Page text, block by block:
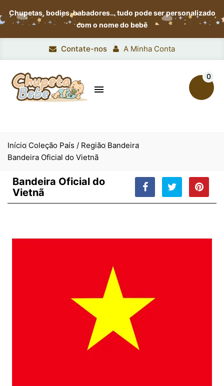
Chupetas, bodies, babadores…tudo pode ser personalizado
com o nome do bebê
Contate-nos A Minha Conta

0
Início Coleção País / Região Bandeira
Bandeira Oficial do Vietnã
Bandeira Oficial do
Vietnã